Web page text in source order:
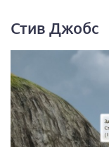
Стив Джобс